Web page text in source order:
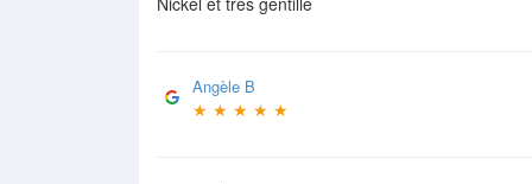
Angèle B
★ ★ ★ ★ ★